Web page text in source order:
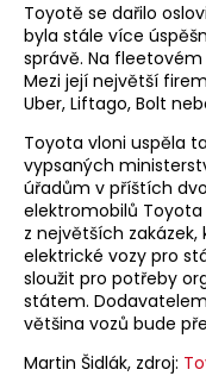
Toyotě se dařilo
byla stále více
správě. Na
Mezi její největší
Uber, Liftago, Bolt
Toyota vloni uspěla
vypsaných
úřadům v příštích
elektromobilů Toyota
z největších
elektrické vozy pro
sloužit pro potřeby
státem.
většina vozů bude
Martin Šidlák, zdroj: